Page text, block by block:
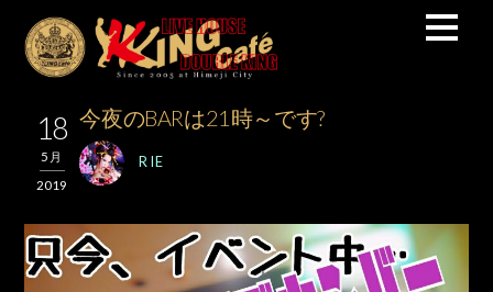
18
5月
2019
今夜のBARは21時～です?
RIE